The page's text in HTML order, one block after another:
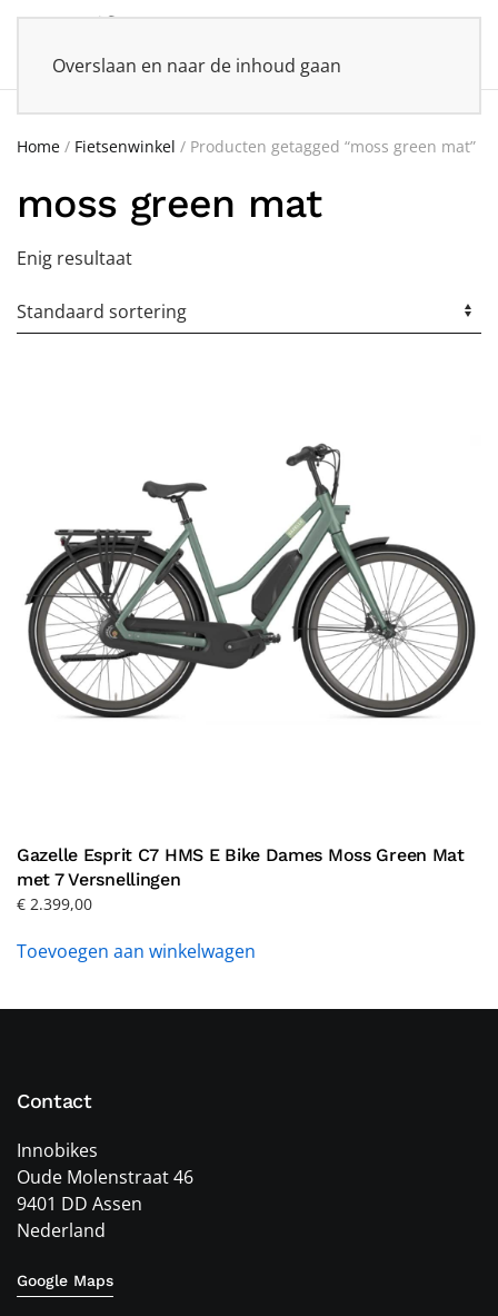
Overslaan en naar de inhoud gaan
Home / Fietsenwinkel / Producten getagged “moss green mat”
moss green mat
Enig resultaat
Gazelle Esprit C7 HMS E Bike Dames Moss Green Mat
met 7 Versnellingen
€ 2.399,00
Toevoegen aan winkelwagen
Contact
Innobikes
Oude Molenstraat 46
9401 DD Assen
Nederland
Google Maps